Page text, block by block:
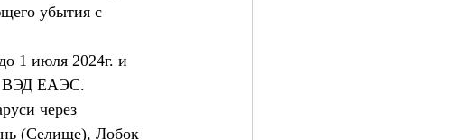
убытия с
1 июля 2024г. и
ВЭД ЕАЭС.
через
(Селище), Лобок